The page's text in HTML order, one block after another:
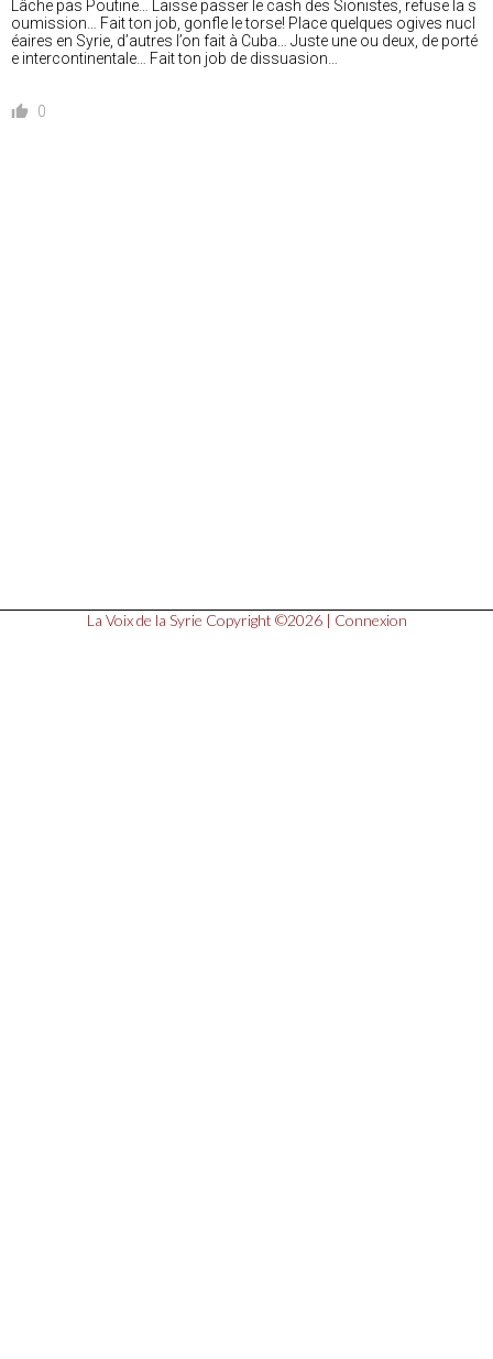
Lâche pas Poutine… Laisse passer le cash des Sionistes, refuse la s
oumission… Fait ton job, gonfle le torse! Place quelques ogives nucl
éaires en Syrie, d’autres l’on fait à Cuba… Juste une ou deux, de porté
e intercontinentale… Fait ton job de dissuasion…
0
La Voix de la Syrie Copyright ©2026 | Connexion